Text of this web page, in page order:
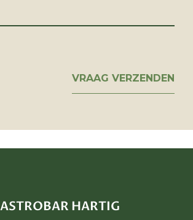
HARTIG